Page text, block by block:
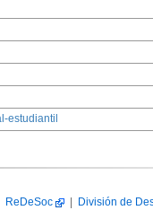
estudiantil
ReDeSoc División de